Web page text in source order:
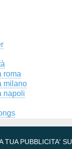
roma
milano
napoli
TUA PUBBLICITA' SU